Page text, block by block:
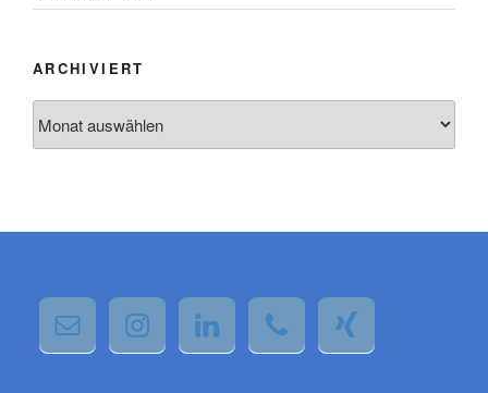
ARCHIVIERT